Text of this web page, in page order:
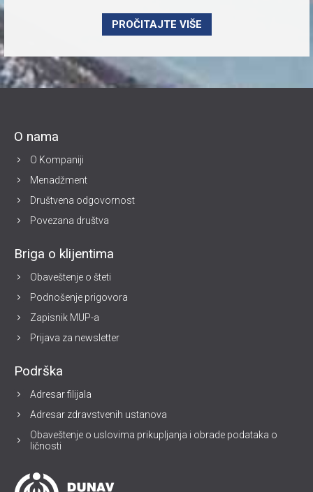
PROČITAJTE VIŠE
O nama
O Kompaniji
Menadžment
Društvena odgovornost
Povezana društva
Briga o klijentima
Obaveštenje o šteti
Podnošenje prigovora
Zapisnik MUP-a
Prijava za newsletter
Podrška
Adresar filijala
Adresar zdravstvenih ustanova
Obaveštenje o uslovima prikupljanja i obrade podataka o
ličnosti